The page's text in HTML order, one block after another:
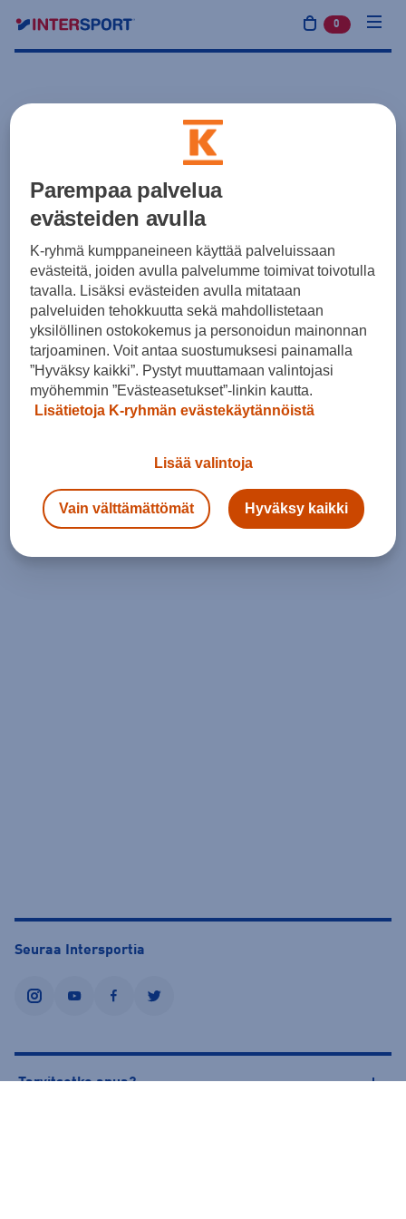
0 tuotetta
Seuraa Intersportia
instagramyoutubefacebooktwitter
Tarvitsetko apua?
Parempaa palvelua
evästeiden avulla
K-ryhmä kumppaneineen käyttää palveluissaan
evästeitä, joiden avulla palvelumme toimivat toivotulla
tavalla. Lisäksi evästeiden avulla mitataan
palveluiden tehokkuutta sekä mahdollistetaan
yksilöllinen ostokokemus ja personoidun mainonnan
tarjoaminen. Voit antaa suostumuksesi painamalla
”Hyväksy kaikki”. Pystyt muuttamaan valintojasi
myöhemmin ”Evästeasetukset”-linkin kautta.
Lisätietoja K-ryhmän evästekäytännöistä
Lisää valintoja
Vain välttämättömät Hyväksy kaikki